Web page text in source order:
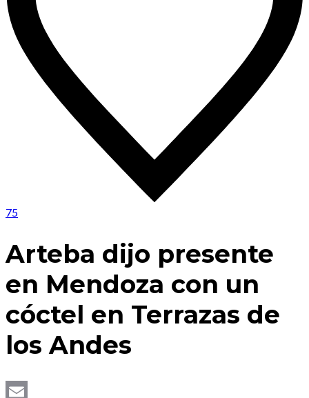
75
Arteba dijo presente
en Mendoza con un
cóctel en Terrazas de
los Andes